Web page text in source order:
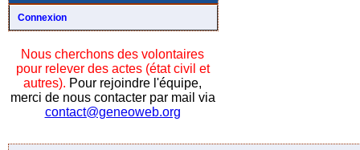
Connexion
Nous cherchons des volontaires
pour relever des actes (état civil et
autres). Pour rejoindre l'équipe,
merci de nous contacter par mail via
contact@geneoweb.org